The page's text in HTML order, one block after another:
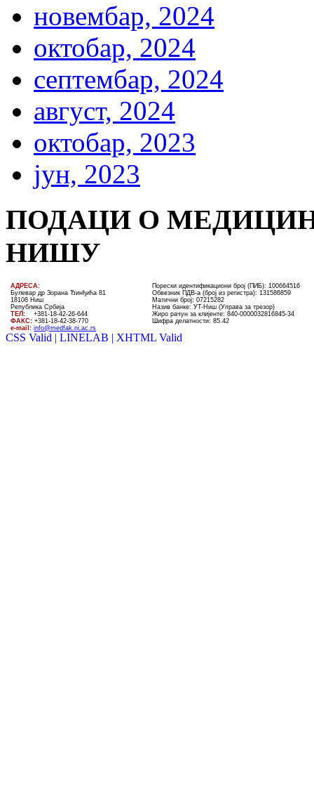
новембар, 2024
октобар, 2024
септембар, 2024
август, 2024
октобар, 2023
јун, 2023
ПОДАЦИ О
НИШУ
AДРЕСА:
Булевар др Зорана Ђинђића 81
18108 Ниш
Република Србија
ТЕЛ: +381-18-42-26-644
ФАКС: +381-18-42-38-770
e-mail: info@medfak.ni.ac.rs
Порески идентификациони број (ПИБ): 100664516
Обвезник ПДВ-а (број из регистра): 131586859
Матични број: 07215282
Назив банке: УT-Ниш (Управа за трезор)
Жиро рачун за клијенте:840-0000032816845-34
Шифра делатности: 85.42
CSS Valid | LINELAB | XHTML Valid